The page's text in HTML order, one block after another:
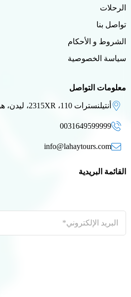
الرحلات
تواصل بنا
الشروط و الأحكام
سياسة الخصوصية
معلومات التواصل
أنتيلنسترات 110، 2315XR، ليدن، هولندا
0031649599999
info@lahaytours.com
القائمة البريدية